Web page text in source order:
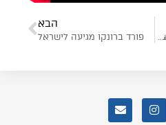
הבא
פורד ברונקו מגיעה לישראל